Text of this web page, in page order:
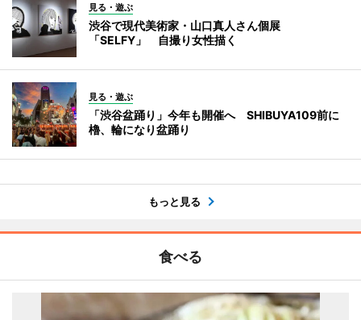
見る・遊ぶ
渋谷で現代美術家・山口真人さん個展
「SELFY」 自撮り女性描く
見る・遊ぶ
「渋谷盆踊り」今年も開催へ SHIBUYA109前に
櫓、輪になり盆踊り
もっと見る
食べる